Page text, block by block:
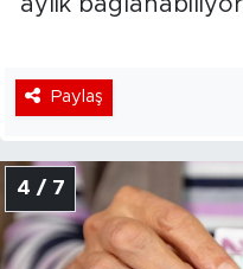
Paylaş
4 / 7